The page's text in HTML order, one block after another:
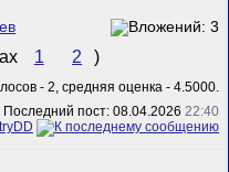
1 2 )
Последний пост: 08.04.2026 22:40